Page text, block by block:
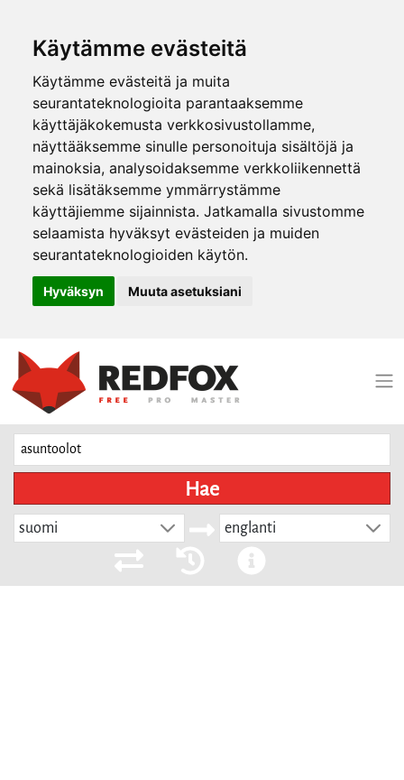
Käytämme evästeitä
Käytämme evästeitä ja muita
seurantateknologioita parantaaksemme
käyttäjäkokemusta verkkosivustollamme,
näyttääksemme sinulle personoituja sisältöjä ja
mainoksia, analysoidaksemme verkkoliikennettä
sekä lisätäksemme ymmärrystämme
käyttäjiemme sijainnista. Jatkamalla sivustomme
selaamista hyväksyt evästeiden ja muiden
seurantateknologioiden käytön.
Hyväksyn Muuta asetuksiani
Hae
suomi englanti